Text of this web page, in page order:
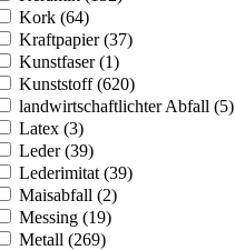
Kork (64)
Kraftpapier (37)
Kunstfaser (1)
Kunststoff (620)
landwirtschaftlichter Abfall (5)
Latex (3)
Leder (39)
Lederimitat (39)
Maisabfall (2)
Messing (19)
Metall (269)